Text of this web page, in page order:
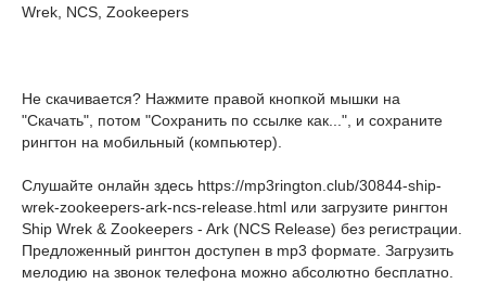
Wrek, NCS, Zookeepers
Не скачивается? Нажмите правой кнопкой мышки на
"Скачать", потом "Сохранить по ссылке как...", и сохраните
рингтон на мобильный (компьютер).
Слушайте онлайн здесь https://mp3rington.club/30844-ship-
wrek-zookeepers-ark-ncs-release.html или загрузите рингтон
Ship Wrek & Zookeepers - Ark (NCS Release) без регистрации.
Предложенный рингтон доступен в mp3 формате. Загрузить
мелодию на звонок телефона можно абсолютно бесплатно.